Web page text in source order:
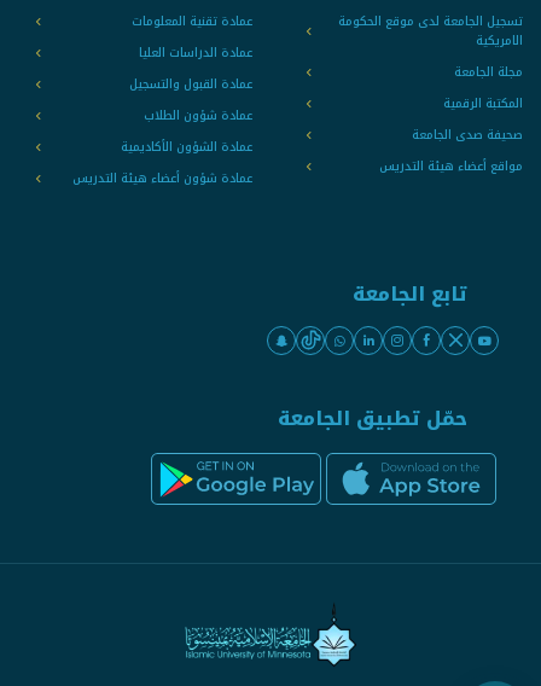
تسجيل الجامعة لدى موقع الحكومة
الامريكية
مجلة الجامعة
المكتبة الرقمية
صحيفة صدى الجامعة
مواقع أعضاء هيئة التدريس
عمادة تقنية المعلومات
عمادة الدراسات العليا
عمادة القبول والتسجيل
عمادة شؤون الطلاب
عمادة الشؤون الأكاديمية
عمادة شؤون أعضاء هيئة التدريس
تابع الجامعة
حمّل تطبيق الجامعة